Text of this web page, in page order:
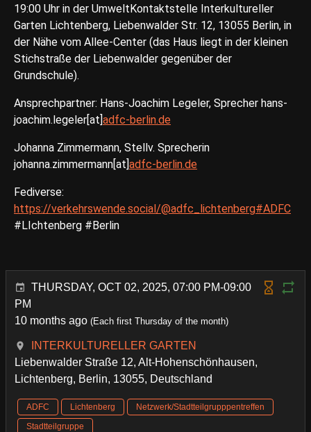
19:00 Uhr in der UmweltKontaktstelle Interkultureller
Garten Lichtenberg, Liebenwalder Str. 12, 13055 Berlin, in
der Nähe vom Allee-Center (das Haus liegt in der kleinen
Stichstraße der Liebenwalder gegenüber der
Grundschule).
Ansprechpartner: Hans-Joachim Legeler, Sprecher hans-
joachim.legeler[at]adfc-berlin.de
Johanna Zimmermann, Stellv. Sprecherin
johanna.zimmermann[at]adfc-berlin.de
Fediverse:
https://verkehrswende.social/@adfc_lichtenberg#ADFC
#LIchtenberg #Berlin
THURSDAY, OCT 02, 2025, 07:00 PM-09:00
PM
10 months ago (Each first Thursday of the month)
INTERKULTURELLER GARTEN
Liebenwalder Straße 12, Alt-Hohenschönhausen,
Lichtenberg, Berlin, 13055, Deutschland
ADFC Lichtenberg
Netzwerk/Stadtteilgrupppentreffen
Stadtteilgruppe